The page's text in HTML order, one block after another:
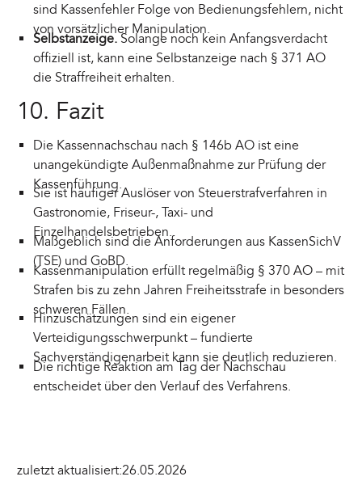
sind Kassenfehler Folge von Bedienungsfehlern, nicht
von vorsätzlicher Manipulation.
Selbstanzeige.Solange noch kein Anfangsverdacht
offiziell ist, kann eine Selbstanzeige nach § 371 AO
die Straffreiheit erhalten.
10. Fazit
Die Kassennachschau nach § 146b AO ist eine
unangekündigte Außenmaßnahme zur Prüfung der
Kassenführung.
Sie ist häufiger Auslöser von Steuerstrafverfahren in
Gastronomie, Friseur-, Taxi- und
Einzelhandelsbetrieben.
Maßgeblich sind die Anforderungen aus KassenSichV
(TSE) und GoBD.
Kassenmanipulation erfüllt regelmäßig § 370 AO – mit
Strafen bis zu zehn Jahren Freiheitsstrafe in besonders
schweren Fällen.
Hinzuschätzungen sind ein eigener
Verteidigungsschwerpunkt – fundierte
Sachverständigenarbeit kann sie deutlich reduzieren.
Die richtige Reaktion am Tag der Nachschau
entscheidet über den Verlauf des Verfahrens.
zuletzt aktualisiert:26.05.2026